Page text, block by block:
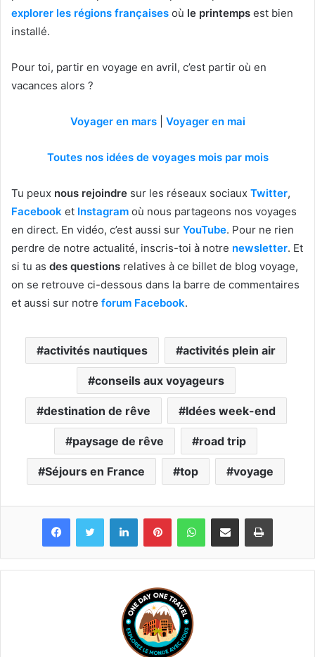
explorer les régions françaises où le printemps est bien
installé.
Pour toi, partir en voyage en avril, c’est partir où en
vacances alors ?
Voyager en mars| Voyager en mai
Toutes nos idées de voyages mois par mois
Tu peux nous rejoindre sur les réseaux sociaux Twitter,
Facebook et Instagram où nous partageons nos voyages
en direct. En vidéo, c’est aussi sur YouTube. Pour ne rien
perdre de notre actualité, inscris-toi à notre newsletter. Et
si tu as des questions relatives à ce billet de blog voyage,
on se retrouve ci-dessous dans la barre de commentaires
et aussi sur notre forum Facebook.
activités nautiques activités plein air
conseils aux voyageurs
destination de rêve Idées week-end
paysage de rêve road trip
Séjours en France top voyage